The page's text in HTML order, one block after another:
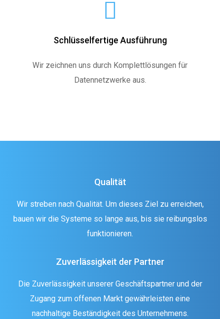
Schlüsselfertige Ausführung
Wir zeichnen uns durch Komplettlösungen für
Datennetzwerke aus.
Qualität
Wir streben nach Qualität. Um dieses Ziel zu erreichen,
bauen wir die Systeme so lange aus, bis sie reibungslos
funktionieren.
Zuverlässigkeit der Partner
Die Zuverlässigkeit unserer Geschäftspartner und der
Zugang zum offenen Markt gewährleisten eine
nachhaltige Beständigkeit des Unternehmens.